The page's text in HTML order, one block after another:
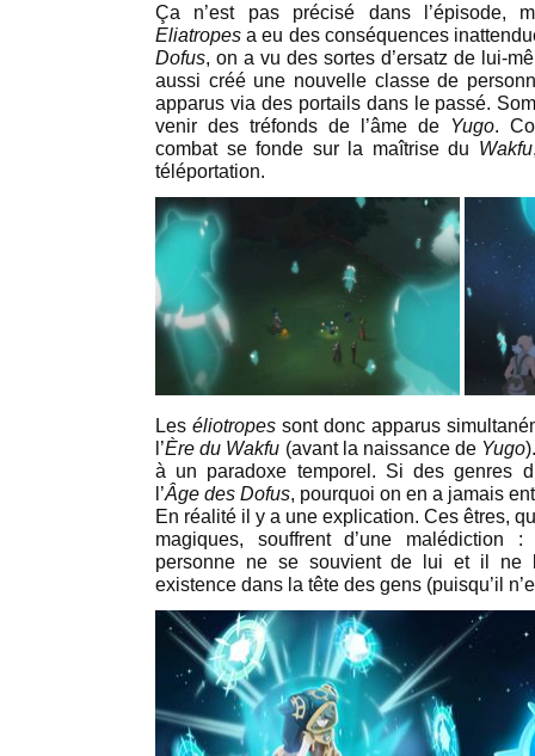
Ça n’est pas précisé dans l’épisode,
Eliatropes a eu des conséquences
Dofus, on a vu des sortes d’ersatz de lui-
aussi créé une nouvelle classe de
apparus via des portails dans le passé.
venir des tréfonds de l’âme de Yugo.
combat se fonde sur la maîtrise du Wakfu
téléportation.
Les éliotropessont donc apparus
l’Ère du Wakfu (avant la naissance de Yugo
à un paradoxe temporel. Si des genres
l’Âge des Dofus, pourquoi on en a jamais
En réalité il y a une explication. Ces êtres,
magiques, souffrent d’une
personne ne se souvient de lui et il ne
existence dans la tête des gens (puisqu’il